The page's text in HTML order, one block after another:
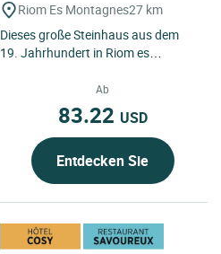
Riom Es Montagnes27 km
Dieses große Steinhaus aus dem
19. Jahrhundert in Riom es
herrlichen Region Auvergne und
Ab
83.22 USD
Entdecken Sie